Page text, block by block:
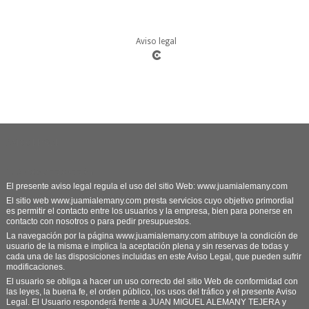
Aviso legal
El presente aviso legal regula el uso del sitio Web: www.juamialemany.com
El sitio web www.juamialemany.com presta servicios cuyo objetivo primordial
es permitir el contacto entre los usuarios y la empresa, bien para ponerse en
contacto con nosotros o para pedir presupuestos.
La navegación por la página www.juamialemany.com atribuye la condición de
usuario de la misma e implica la aceptación plena y sin reservas de todas y
cada una de las disposiciones incluidas en este Aviso Legal, que pueden sufrir
modificaciones.
El usuario se obliga a hacer un uso correcto del sitio Web de conformidad con
las leyes, la buena fe, el orden público, los usos del tráfico y el presente Aviso
Legal. El Usuario responderá frente a JUAN MIGUEL ALEMANY TEJERA y